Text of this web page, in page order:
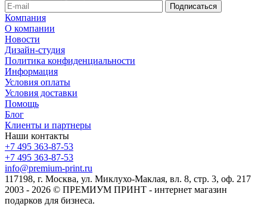
Компания
О компании
Новости
Дизайн-студия
Политика конфиденциальности
Информация
Условия оплаты
Условия доставки
Помощь
Блог
Клиенты и партнеры
Наши контакты
+7 495 363-87-53
+7 495 363-87-53
info@premium-print.ru
117198, г. Москва, ул. Миклухо-Маклая, вл. 8, стр. 3, оф. 217
2003 - 2026 © ПРЕМИУМ ПРИНТ - интернет магазин
подарков для бизнеса.